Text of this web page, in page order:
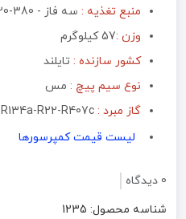
منبع تغذیه :‌ سه فاز - 380-420 ولت 50HZ
وزن :57 کیلوگرم
کشور سازنده : تایلند
نوع سیم پیچ : مس
گاز مبرد : R134a-R22-R407c
لیست قیمت کمپرسورها
0 دیدگاه
شناسه محصول: 1235